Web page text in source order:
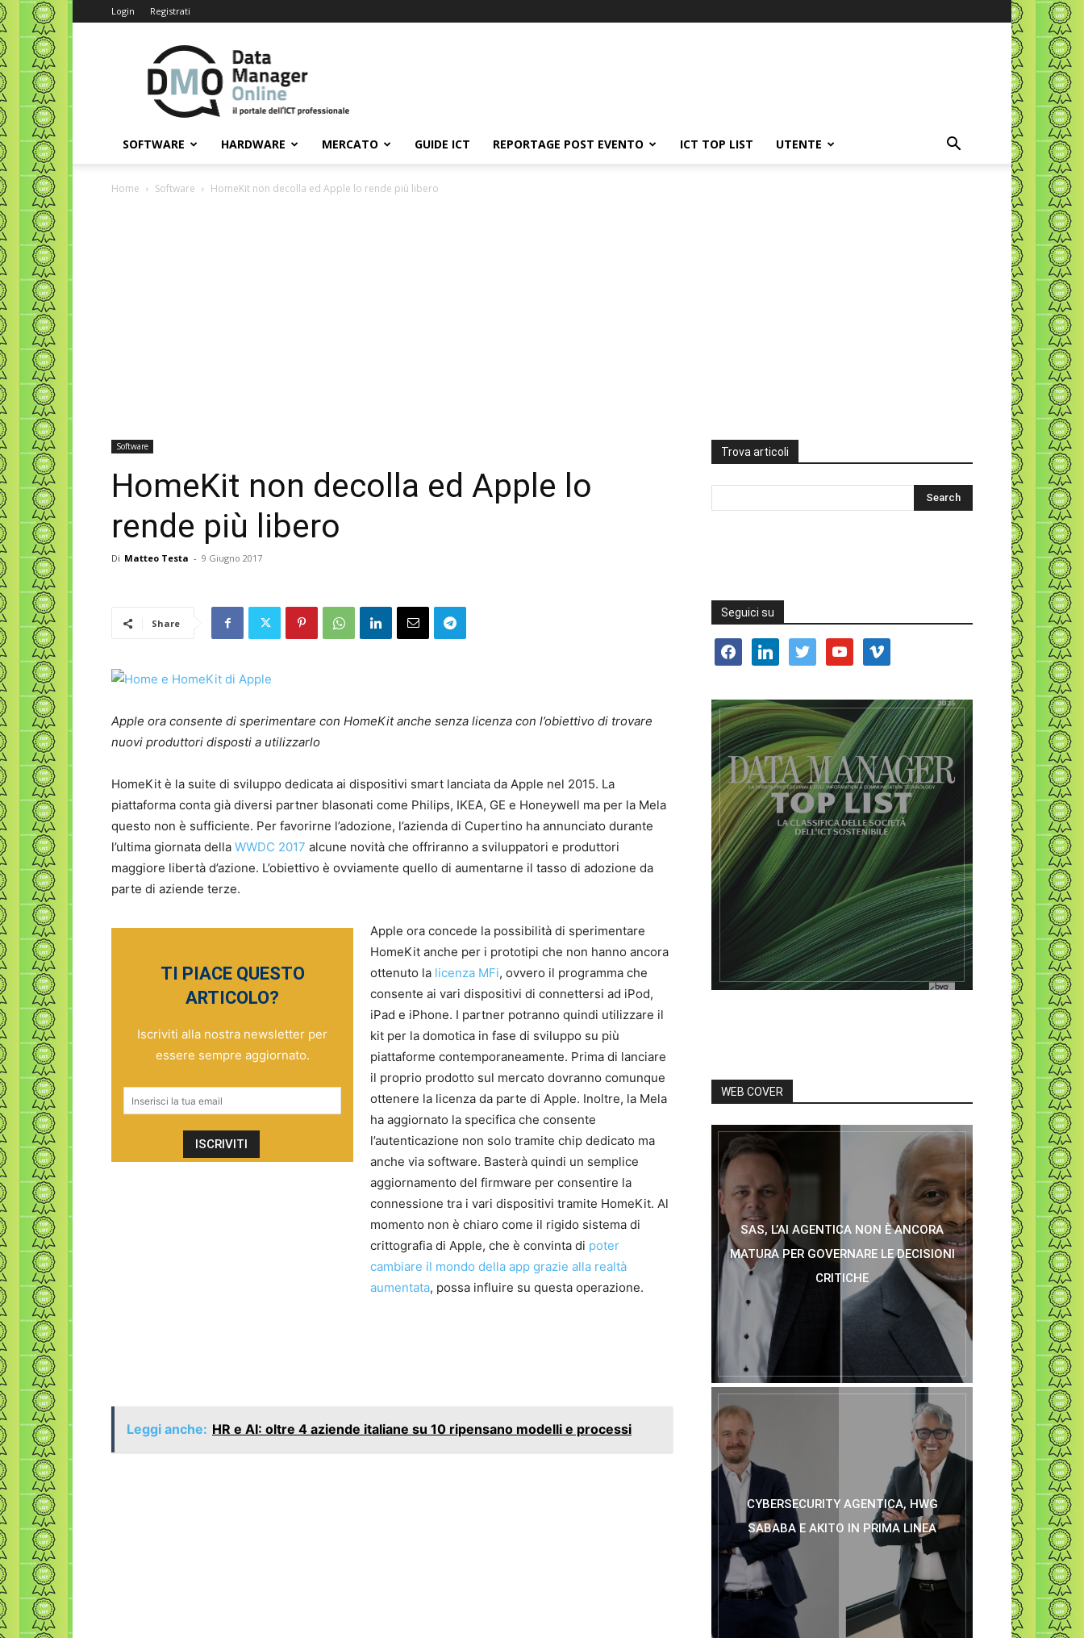
Login Registrati
Data
Manager
Online
SOFTWARE HARDWARE MERCATO GUIDE ICT REPORTAGE POST EVENTO ICT TOP LIST UTENTE
Home Software HomeKit non decolla ed Apple lo rende più libero
Software
HomeKit non decolla ed Apple lo
rende più libero
Di Matteo Testa - 9 Giugno 2017
Share
Apple ora consente di sperimentare con HomeKit anche senza licenza con l’obiettivo di trovare
nuovi produttori disposti a utilizzarlo
HomeKit è la suite di sviluppo dedicata ai dispositivi smart lanciata da Apple nel 2015. La
piattaforma conta già diversi partner blasonati come Philips, IKEA, GE e Honeywell ma per la Mela
questo non è sufficiente. Per favorirne l’adozione, l’azienda di Cupertino ha annunciato durante
l’ultima giornata della WWDC 2017 alcune novità che offriranno a sviluppatori e produttori
maggiore libertà d’azione. L’obiettivo è ovviamente quello di aumentarne il tasso di adozione da
parte di aziende terze.
TI PIACE QUESTO
ARTICOLO?
Iscriviti alla nostra newsletter per
essere sempre aggiornato.
Apple ora concede la possibilità di sperimentare
HomeKit anche per i prototipi che non hanno ancora
ottenuto la licenza MFi, ovvero il programma che
consente ai vari dispositivi di connettersi ad iPod,
iPad e iPhone. I partner potranno quindi utilizzare il
kit per la domotica in fase di sviluppo su più
piattaforme contemporaneamente. Prima di lanciare
il proprio prodotto sul mercato dovranno comunque
ottenere la licenza da parte di Apple. Inoltre, la Mela
ha aggiornato la specifica che consente
l’autenticazione non solo tramite chip dedicato ma
anche via software. Basterà quindi un semplice
aggiornamento del firmware per consentire la
connessione tra i vari dispositivi tramite HomeKit. Al
momento non è chiaro come il rigido sistema di
crittografia di Apple, che è convinta di poter
cambiare il mondo della app grazie alla realtà
aumentata, possa influire su questa operazione.
Leggi anche: HR e AI: oltre 4 aziende italiane su 10 ripensano modelli e processi
Trova articoli
Seguici su
facebooklinkedin twitter youtube vimeo
WEB COVER
SAS, L’AI AGENTICA NON È ANCORA
MATURA PER GOVERNARE LE DECISIONI
CRITICHE
CYBERSECURITY AGENTICA, HWG
SABABA E AKITO IN PRIMA LINEA